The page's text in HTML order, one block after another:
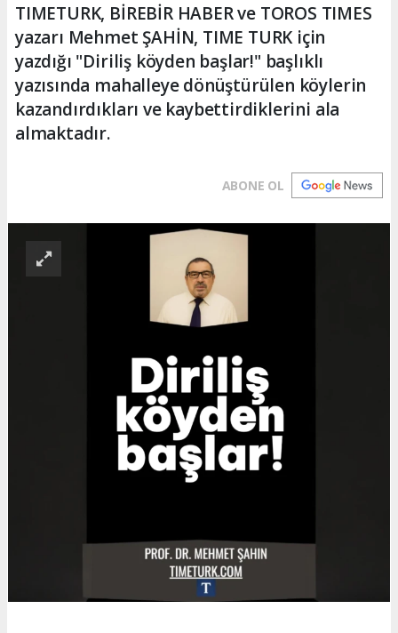
TIMETURK, BİREBİR HABER ve TOROS TIMES
yazarı Mehmet ŞAHİN, TIME TURK için
yazdığı "Diriliş köyden başlar!" başlıklı
yazısında mahalleye dönüştürülen köylerin
kazandırdıkları ve kaybettirdiklerini ala
almaktadır.
ABONE OL